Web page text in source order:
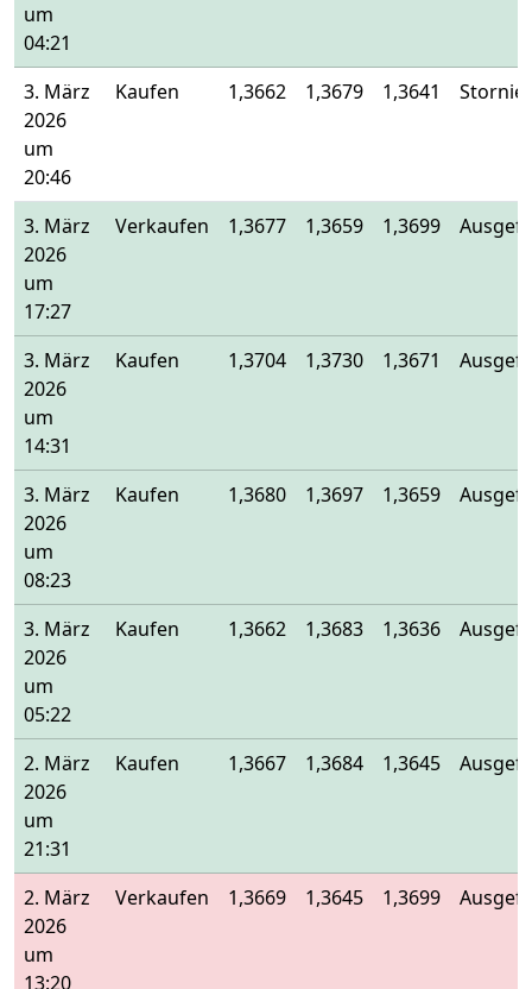
um
04:21
3. März
2026
um
20:46
Kaufen 1,3662 1,3679 1,3641
3. März
2026
um
17:27
Verkaufen 1,3677 1,3659 1,3699
3. März
2026
um
14:31
Kaufen 1,3704 1,3730 1,3671
3. März
2026
um
08:23
Kaufen 1,3680 1,3697 1,3659
3. März
2026
um
05:22
Kaufen 1,3662 1,3683 1,3636
2. März
2026
um
21:31
Kaufen 1,3667 1,3684 1,3645
2. März
2026
um
13:20
Verkaufen 1,3669 1,3645 1,3699